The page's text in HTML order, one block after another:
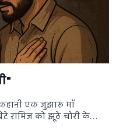
दिखाती है कि सच्ची
एक जुझारू माँ
रामिज को झूठे चोरी के
बिना पैसे, बिना